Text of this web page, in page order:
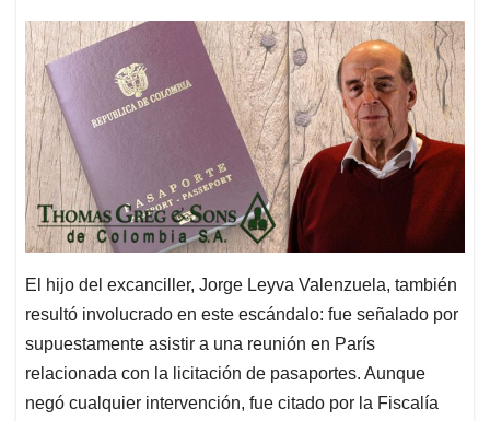
El hijo del excanciller, Jorge Leyva Valenzuela, también
resultó involucrado en este escándalo: fue señalado por
supuestamente asistir a una reunión en París
relacionada con la licitación de pasaportes. Aunque
negó cualquier intervención, fue citado por la Fiscalía